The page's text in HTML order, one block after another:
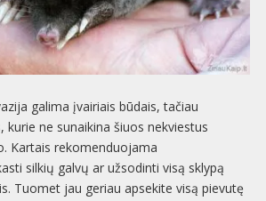
galima įvairiais būdais, tačiau
kurie ne sunaikina šiuos nekviestus
Kartais rekomenduojama
silkių galvų ar užsodinti visą sklypą
Tuomet jau geriau apsekite visą pievutę